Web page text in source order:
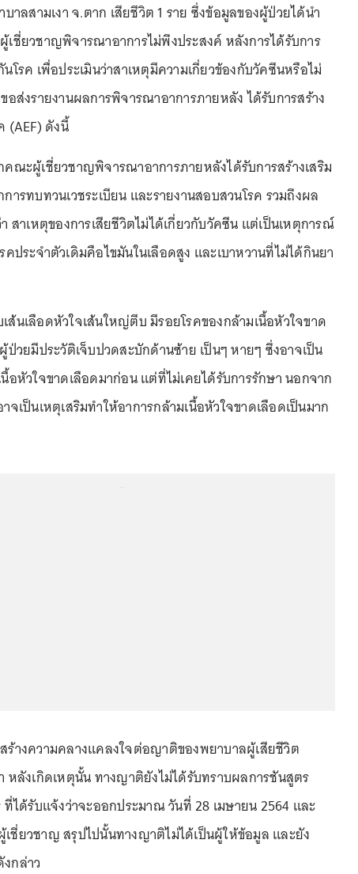
บาลสามเงา จ.ตาก เสียชีวิต 1 ราย ซึ่งข้อมูลของผู้ป่วยได้นำ
เชี่ยวชาญพิจารณาอาการไม่พึงประสงค์ หลังการได้รับการ
โรค เพื่อประเมินว่าสาเหตุมีความเกี่ยวข้องกับวัคซีนหรือไม่
อส่งรายงานผลการพิจารณาอาการภายหลัง ได้รับการสร้าง
(AEF) ดังนี้
คณะผู้เชี่ยวชาญพิจารณาอาการภายหลังได้รับการสร้างเสริม
ารทบทวนเวชระเบียน และรายงานสอบสวนโรค รวมถึงผล
สาเหตุของการเสียชีวิตไม่ได้เกี่ยวกับวัคซีน แต่เป็นเหตุการณ์
คประจำตัวเดิมคือไขมันในเลือดสูง และเบาหวานที่ไม่ได้กินยา
ส้นเลือดหัวใจเส้นใหญ่ตีบ มีรอยโรคของกล้ามเนื้อหัวใจขาด
ป่วยมีประวัติเจ็บปวดสะบักด้านซ้าย เป็นๆ หายๆ ซึ่งอาจเป็น
อหัวใจขาดเลือดมาก่อน แต่ที่ไม่เคยได้รับการรักษา นอกจาก
จเป็นเหตุเสริมทำให้อาการกล้ามเนื้อหัวใจขาดเลือดเป็นมาก
างความคลางแคลงใจต่อญาติของพยาบาลผู้เสียชีวิต
หลังเกิดเหตุนั้น ทางญาติยังไม่ได้รับทราบผลการชันสูตร
ที่ได้รับแจ้งว่าจะออกประมาณ วันที่ 28 เมษายน 2564 และ
ชี่ยวชาญ สรุปไปนั้นทางญาติไม่ได้เป็นผู้ให้ข้อมูล และยัง
กล่าว